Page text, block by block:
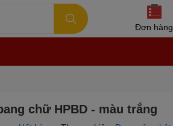
Đơn hàng
chữ HPBD - màu trắng